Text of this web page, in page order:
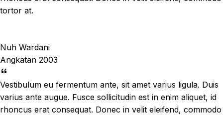
tortor at.
Nuh Wardani
Angkatan 2003
Vestibulum eu fermentum ante, sit amet varius ligula. Duis
varius ante augue. Fusce sollicitudin est in enim aliquet, id
rhoncus erat consequat. Donec in velit eleifend, commodo